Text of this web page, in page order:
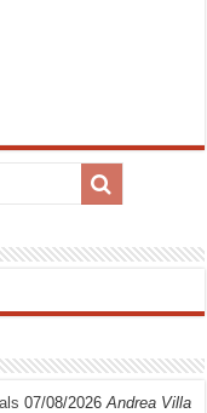
07/08/2026 Andrea Villa